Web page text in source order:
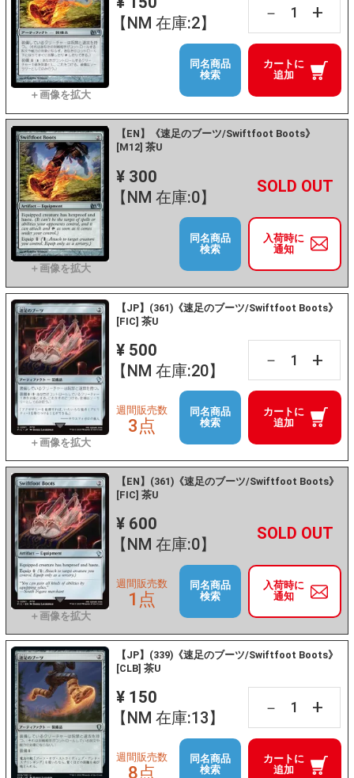
【NM 在庫:2】
－ +
カートに
追加
同名商品
検索
【EN】《速足のブーツ/Swiftfoot Boots》
[M12] 茶U
¥ 300
【NM 在庫:0】
－ +
入荷時に
通知
同名商品
検索
【JP】(361)《速足のブーツ/Swiftfoot Boots》
[FIC] 茶U
¥ 500
【NM 在庫:20】
－ +
カートに
追加
週間販売数
3点
同名商品
検索
【EN】(361)《速足のブーツ/Swiftfoot Boots》
[FIC] 茶U
¥ 600
【NM 在庫:0】
－ +
入荷時に
通知
週間販売数
1点
同名商品
検索
【JP】(339)《速足のブーツ/Swiftfoot Boots》
[CLB] 茶U
¥ 150
【NM 在庫:13】
－ +
カートに
追加
週間販売数
8点
同名商品
検索